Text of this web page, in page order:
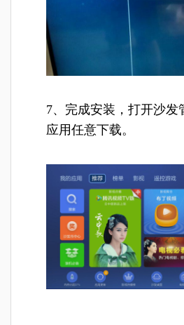
7、完成安装，打开沙发
应用任意下载。